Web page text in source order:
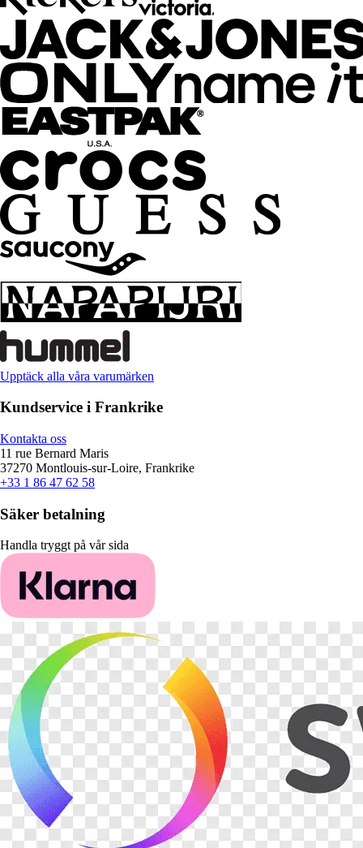
Upptäck alla våra varumärken
Kundservice i Frankrike
Kontakta oss
11 rue Bernard Maris
37270 Montlouis-sur-Loire, Frankrike
+33 1 86 47 62 58
Säker betalning
Handla tryggt på vår sida